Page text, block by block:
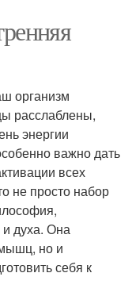
организм
расслаблены,
энергии
важно дать
всех
не просто набор
духа. Она
но и
себя к